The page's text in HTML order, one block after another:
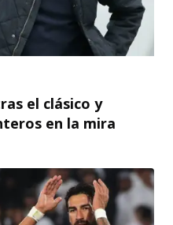
el clásico y
en la mira